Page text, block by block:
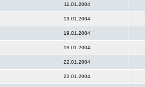
11.01.2004
13.01.2004
19.01.2004
19.01.2004
22.01.2004
22.01.2004